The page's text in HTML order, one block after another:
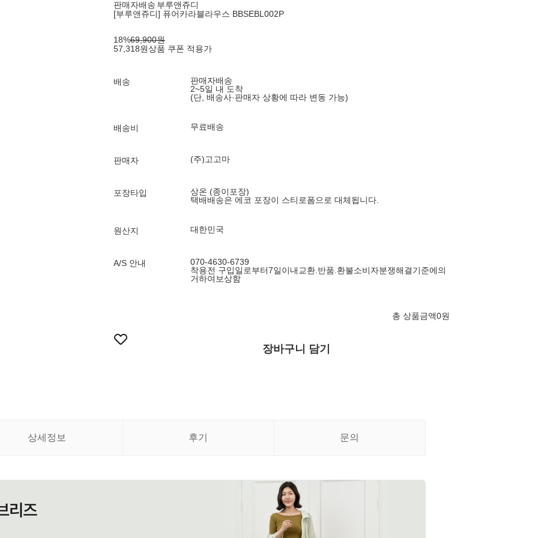
판매자배송 부루앤쥬디
[부루앤쥬디] 퓨어카라블라우스 BBSEBL002P
18%69,900원
57,318원상품 쿠폰 적용가
배송
판매자배송
2~5일 내 도착
(단, 배송사·판매자 상황에 따라 변동 가능)
배송비 무료배송
판매자 (주)고고마
포장타입
상온 (종이포장)
택배배송은 에코 포장이 스티로폼으로 대체됩니다.
원산지 대한민국
A/S 안내
070-4630-6739
착용전 구입일로부터7일이내교환.반품.환불소비자분쟁해결기준에의
거하여보상함
총 상품금액0원
장바구니 담기
상세정보 후기 문의